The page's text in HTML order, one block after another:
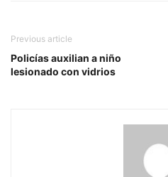
Previous article
Policías auxilian a niño
lesionado con vidrios